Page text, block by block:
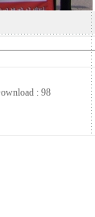
: 98